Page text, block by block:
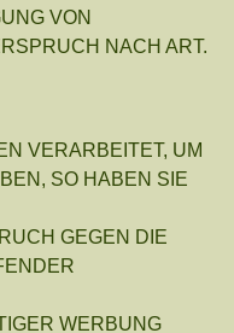
VON
NACH ART.
VERARBEITET, UM
SO HABEN SIE
GEGEN DIE
WERBUNG